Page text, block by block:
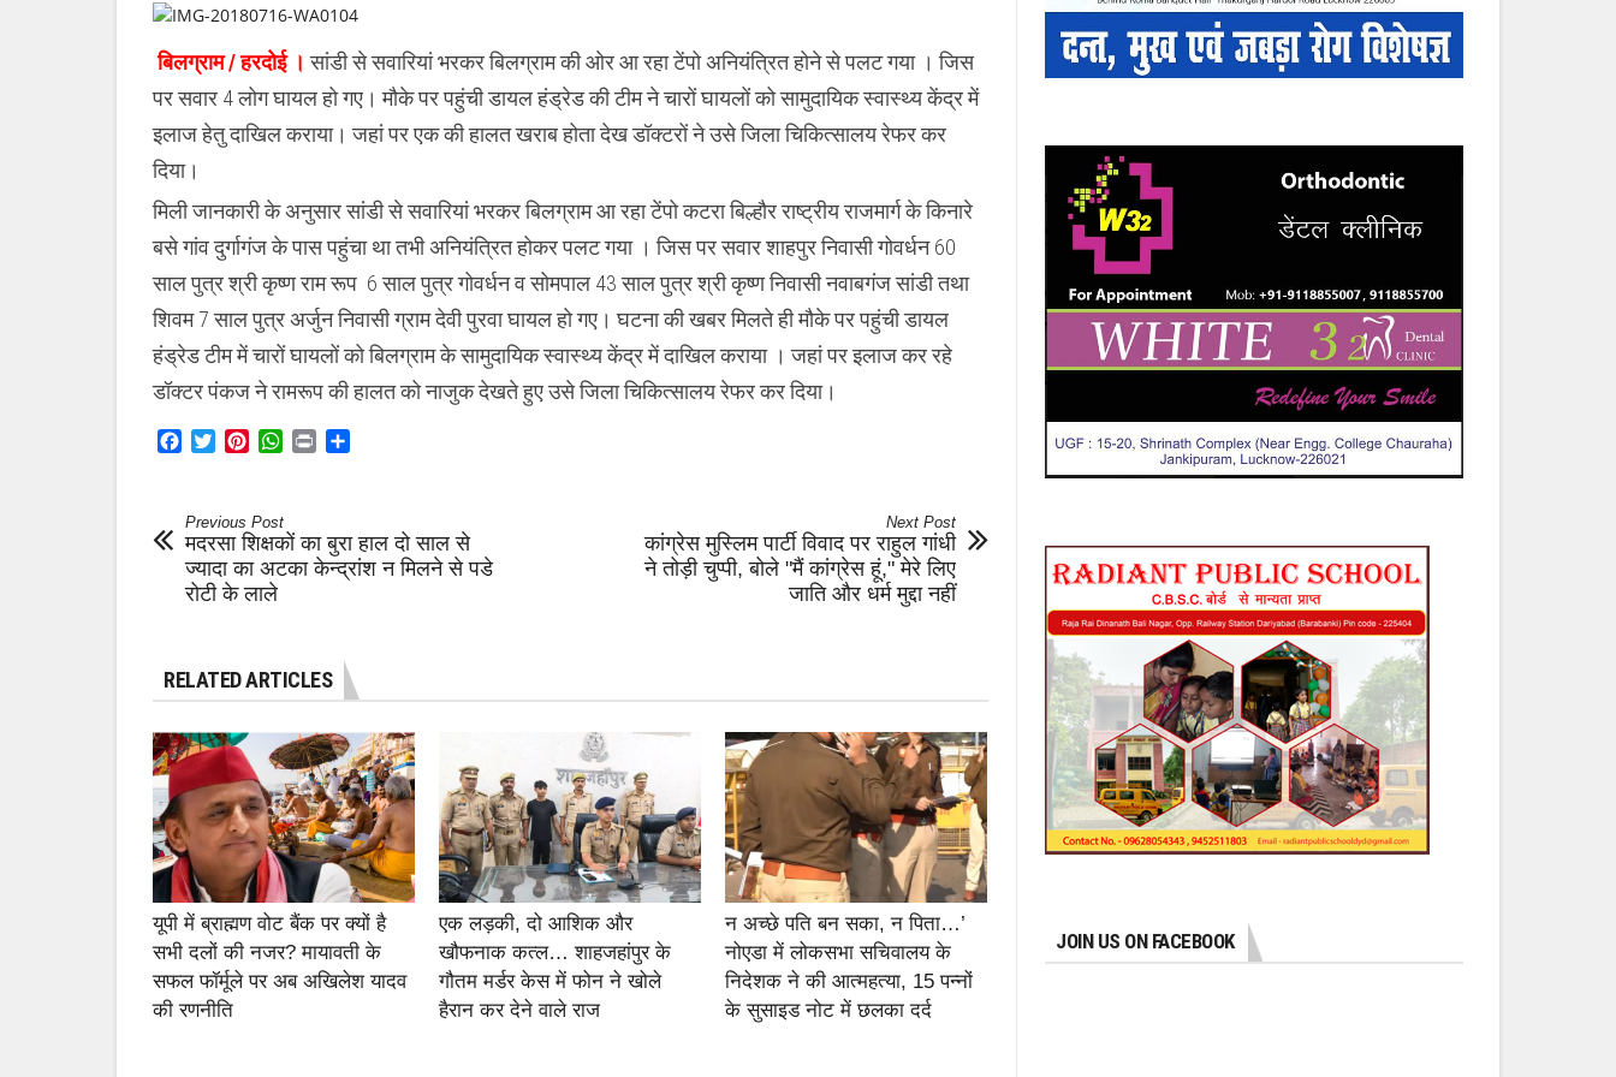
बिलग्राम / हरदोई । सांडी से सवारियां भरकर बिलग्राम की ओर आ रहा टेंपो अनियंत्रित होने से पलट गया । जिस
पर सवार 4 लोग घायल हो गए। मौके पर पहुंची डायल हंड्रेड की टीम ने चारों घायलों को सामुदायिक स्वास्थ्य केंद्र में
इलाज हेतु दाखिल कराया। जहां पर एक की हालत खराब होता देख डॉक्टरों ने उसे जिला चिकित्सालय रेफर कर
दिया।
मिली जानकारी के अनुसार सांडी से सवारियां भरकर बिलग्राम आ रहा टेंपो कटरा बिल्हौर राष्ट्रीय राजमार्ग के किनारे
बसे गांव दुर्गागंज के पास पहुंचा था तभी अनियंत्रित होकर पलट गया । जिस पर सवार शाहपुर निवासी गोवर्धन 60
साल पुत्र श्री कृष्ण राम रूप 6 साल पुत्र गोवर्धन व सोमपाल 43 साल पुत्र श्री कृष्ण निवासी नवाबगंज सांडी तथा
शिवम 7 साल पुत्र अर्जुन निवासी ग्राम देवी पुरवा घायल हो गए। घटना की खबर मिलते ही मौके पर पहुंची डायल
हंड्रेड टीम में चारों घायलों को बिलग्राम के सामुदायिक स्वास्थ्य केंद्र में दाखिल कराया । जहां पर इलाज कर रहे
डॉक्टर पंकज ने रामरूप की हालत को नाजुक देखते हुए उसे जिला चिकित्सालय रेफर कर दिया।
Facebook
TwitterPinterestWhatsApp
Print
Previous Post
मदरसा शिक्षकों का बुरा हाल दो साल से
ज्यादा का अटका केन्द्रांश न मिलने से पडे
रोटी के लाले
Next Post
कांग्रेस मुस्लिम पार्टी विवाद पर राहुल गांधी
ने तोड़ी चुप्पी, बोले "मैं कांग्रेस हूं," मेरे लिए
जाति और धर्म मुद्दा नहीं
RELATED ARTICLES
यूपी में ब्राह्मण वोट बैंक पर क्यों है
सभी दलों की नजर? मायावती के
सफल फॉर्मूले पर अब अखिलेश यादव
की रणनीति
एक लड़की, दो आशिक और
खौफनाक कत्ल… शाहजहांपुर के
गौतम मर्डर केस में फोन ने खोले
हैरान कर देने वाले राज
न अच्छे पति बन सका, न पिता…’
नोएडा में लोकसभा सचिवालय के
निदेशक ने की आत्महत्या, 15 पन्नों
के सुसाइड नोट में छलका दर्द
JOIN US ON FACEBOOK